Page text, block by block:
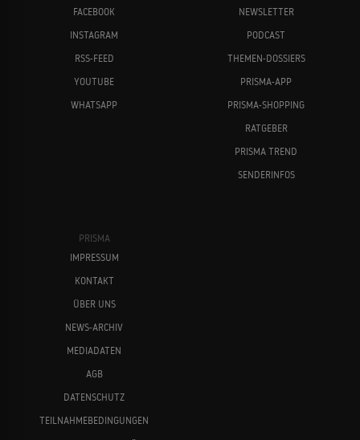
FACEBOOK
INSTAGRAM
RSS-FEED
YOUTUBE
WHATSAPP
NEWSLETTER
PODCAST
THEMEN-DOSSIERS
PRISMA-APP
PRISMA-SHOPPING
RATGEBER
PRISMA TREND
SENDERINFOS
PRISMA
IMPRESSUM
KONTAKT
ÜBER UNS
NEWS-ARCHIV
MEDIADATEN
AGB
DATENSCHUTZ
TEILNAHMEBEDINGUNGEN